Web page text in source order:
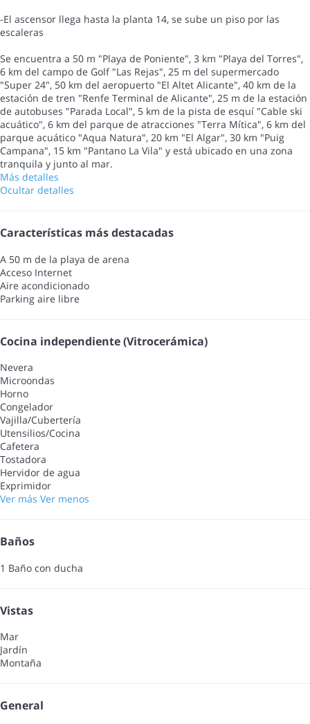
-El ascensor llega hasta la planta 14, se sube un piso por las
escaleras
Se encuentra a 50 m "Playa de Poniente", 3 km "Playa del Torres",
6 km del campo de Golf "Las Rejas", 25 m del supermercado
"Super 24", 50 km del aeropuerto "El Altet Alicante", 40 km de la
estación de tren "Renfe Terminal de Alicante", 25 m de la estación
de autobuses "Parada Local", 5 km de la pista de esquí "Cable ski
acuático", 6 km del parque de atracciones "Terra Mítica", 6 km del
parque acuático "Aqua Natura", 20 km "El Algar", 30 km "Puig
Campana", 15 km "Pantano La Vila" y está ubicado en una zona
tranquila y junto al mar.
Más detalles
Ocultar detalles
Características más destacadas
A 50 m de la playa de arena
Acceso Internet
Aire acondicionado
Parking aire libre
Cocina independiente (Vitrocerámica)
Nevera
Microondas
Horno
Congelador
Vajilla/Cubertería
Utensilios/Cocina
Cafetera
Tostadora
Hervidor de agua
Exprimidor
Ver más Ver menos
Baños
1 Baño con ducha
Vistas
Mar
Jardín
Montaña
General